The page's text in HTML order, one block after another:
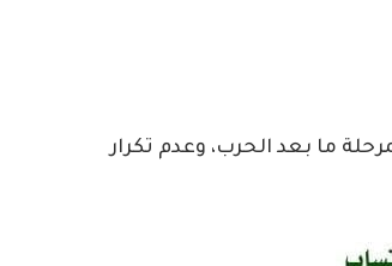
ما بعد الحرب، وعدم تكرار